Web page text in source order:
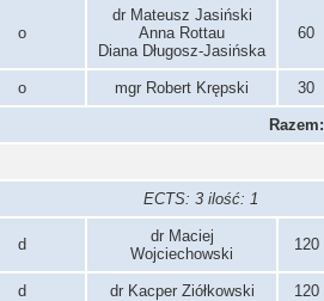
o
dr Mateusz Jasiński
Anna Rottau
Diana Długosz-Jasińska
60
o mgr Robert Krępski 30
Razem:
ECTS: 3 ilość: 1
d
dr Maciej
Wojciechowski
120
d dr Kacper Ziółkowski 120